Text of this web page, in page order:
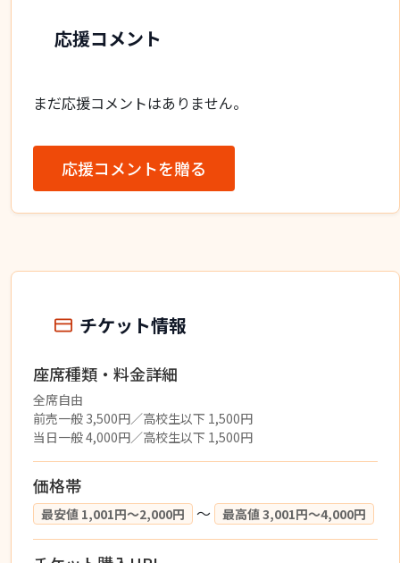
応援コメント
まだ応援コメントはありません。
応援コメントを贈る
チケット情報
座席種類・料金詳細
全席自由
前売一般 3,500円／高校生以下 1,500円
当日一般 4,000円／高校生以下 1,500円
価格帯
最安値 1,001円〜2,000円 〜 最高値 3,001円〜4,000円